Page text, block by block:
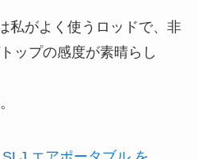
私がよく使うロッドで、非
ップの感度が素晴らし
。